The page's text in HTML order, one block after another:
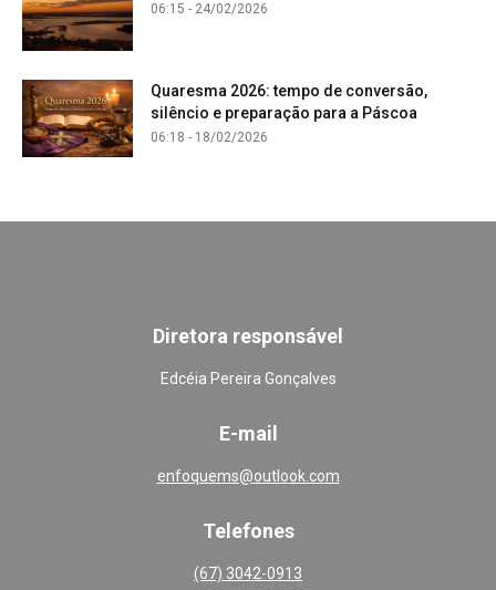
06:15 - 24/02/2026
Quaresma 2026: tempo de conversão,
silêncio e preparação para a Páscoa
06:18 - 18/02/2026
Diretora responsável
Edcéia Pereira Gonçalves
E-mail
enfoquems@outlook.com
Telefones
(67) 3042-0913